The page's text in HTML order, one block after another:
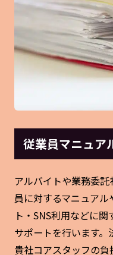
従業員マニュア
アルバイトや業務委
員に対するマニュア
ト・SNS利用などに
サポートを行います。
貴社コアスタッフの負